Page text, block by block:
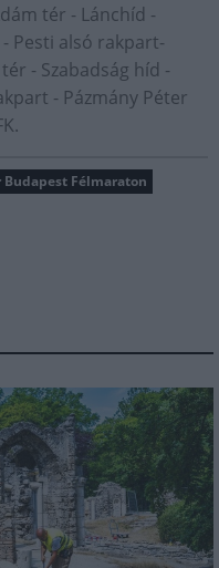
tér - Lánchíd -
Pesti alsó rakpart-
- Szabadság híd -
- Pázmány Péter
Budapest Félmaraton